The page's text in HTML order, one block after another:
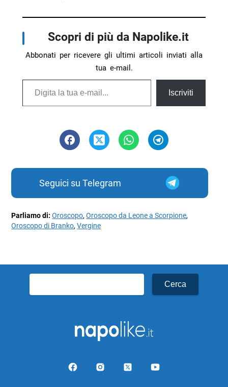
Scopri di più da Napolike.it
Abbonati per ricevere gli ultimi articoli inviati alla
tua e-mail.
Digita la tua e-mail...
Iscriviti
Seguici su Telegram
Parliamo di:Oroscopo,Oroscopo da Leone a Scorpione,
Oroscopo di Branko,Vergine
per: